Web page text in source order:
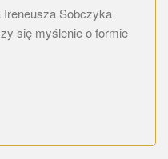
Sobczyka
się myślenie o formie